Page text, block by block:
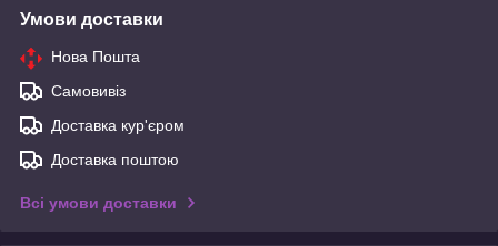
Умови доставки
Нова Пошта
Самовивіз
Доставка кур'єром
Доставка поштою
Всі умови доставки